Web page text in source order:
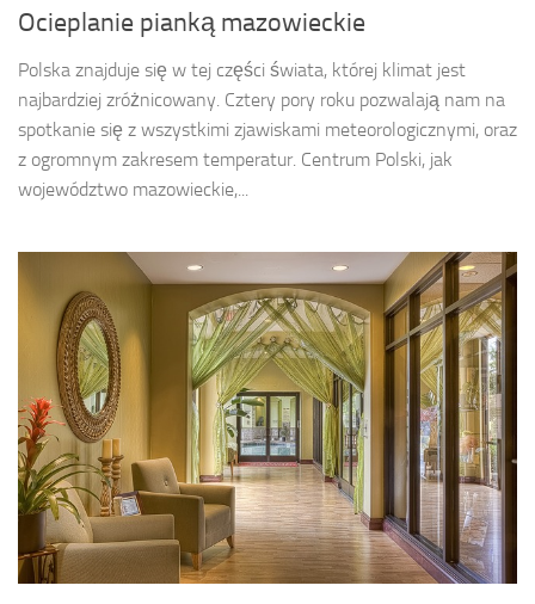
Ocieplanie pianką mazowieckie
Polska znajduje się w tej części świata, której klimat jest
najbardziej zróżnicowany. Cztery pory roku pozwalają nam na
spotkanie się z wszystkimi zjawiskami meteorologicznymi, oraz
z ogromnym zakresem temperatur. Centrum Polski, jak
województwo mazowieckie,...